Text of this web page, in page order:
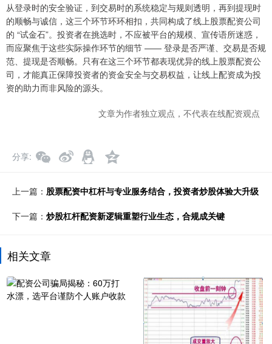
从登录时的安全验证，到交易时的系统稳定与规则透明，再到提现时
的顺畅与诚信，这三个环节环环相扣，共同构成了线上股票配资公司
的 “试金石”。投资者在挑选时，不应被平台的规模、宣传语所迷惑，
而应聚焦于这些实际操作环节的细节 —— 登录是否严谨、交易是否规
范、提现是否顺畅。只有在这三个环节都表现优异的线上股票配资公
司，才能真正保障投资者的资金安全与交易权益，让线上配资成为投
资的助力而非风险的源头。
文章为作者独立观点，不代表在线配资观点
分享
上一篇： 股票配资中杠杆与专业服务结合，投资者炒股体验大升级
下一篇： 炒股杠杆配资新逻辑重塑行业生态，合规成关键
相关文章